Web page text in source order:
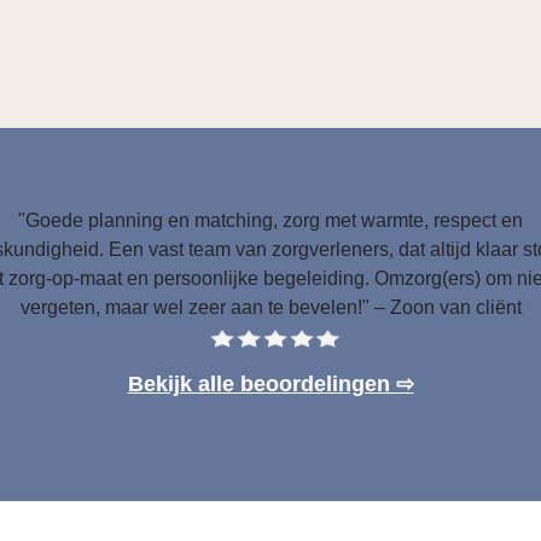
"Goede planning en matching, zorg met warmte, respect en
Een vast team van zorgverleners, dat altijd klaar
zorg-op-maat en persoonlijke begeleiding. Omzorg(ers) om
vergeten, maar wel zeer aan te bevelen!" – Zoon van cliënt
Bekijk alle beoordelingen ⇨